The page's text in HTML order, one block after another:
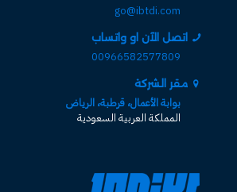
go@ibtdi.com
اتصل الآن او واتساب
00966582577809
مقر الشركة
بوابة الأعمال، قرطبة، الرياض
المملكة العربية السعودية